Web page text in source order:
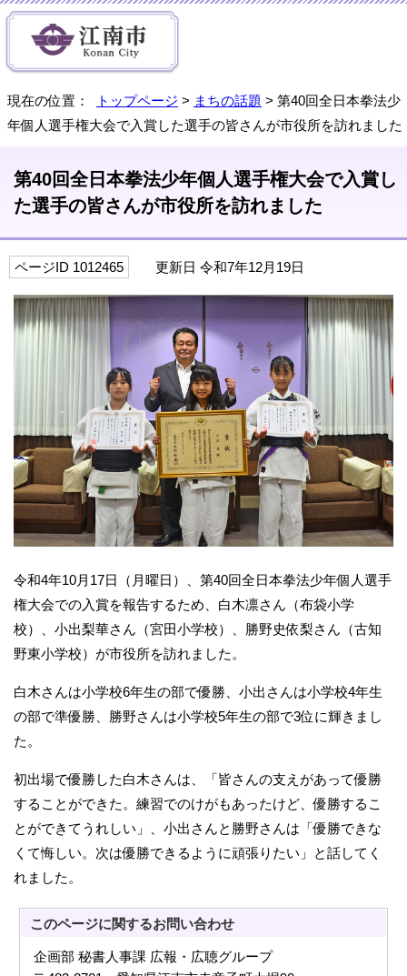
現在の位置： トップページ > まちの話題 > 第40回全日本拳法少
年個人選手権大会で入賞した選手の皆さんが市役所を訪れました
第40回全日本拳法少年個人選手権大会で入賞し
た選手の皆さんが市役所を訪れました
ページID 1012465 更新日 令和7年12月19日
令和4年10月17日（月曜日）、第40回全日本拳法少年個人選手
権大会での入賞を報告するため、白木凛さん（布袋小学
校）、小出梨華さん（宮田小学校）、勝野史依梨さん（古知
野東小学校）が市役所を訪れました。
白木さんは小学校6年生の部で優勝、小出さんは小学校4年生
の部で準優勝、勝野さんは小学校5年生の部で3位に輝きまし
た。
初出場で優勝した白木さんは、「皆さんの支えがあって優勝
することができた。練習でのけがもあったけど、優勝するこ
とができてうれしい」、小出さんと勝野さんは「優勝できな
くて悔しい。次は優勝できるように頑張りたい」と話してく
れました。
このページに関するお問い合わせ
企画部 秘書人事課 広報・広聴グループ